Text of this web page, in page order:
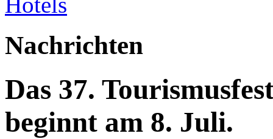
Nachrichten
Das 37.
beginnt am 8. Juli.